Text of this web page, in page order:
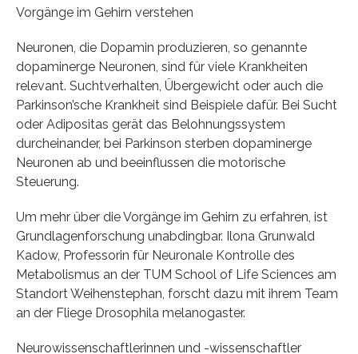
Vorgänge im Gehirn verstehen
Neuronen, die Dopamin produzieren, so genannte
dopaminerge Neuronen, sind für viele Krankheiten
relevant. Suchtverhalten, Übergewicht oder auch die
Parkinson’sche Krankheit sind Beispiele dafür. Bei Sucht
oder Adipositas gerät das Belohnungssystem
durcheinander, bei Parkinson sterben dopaminerge
Neuronen ab und beeinflussen die motorische
Steuerung.
Um mehr über die Vorgänge im Gehirn zu erfahren, ist
Grundlagenforschung unabdingbar. Ilona Grunwald
Kadow, Professorin für Neuronale Kontrolle des
Metabolismus an der TUM School of Life Sciences am
Standort Weihenstephan, forscht dazu mit ihrem Team
an der Fliege Drosophila melanogaster.
Neurowissenschaftlerinnen und -wissenschaftler